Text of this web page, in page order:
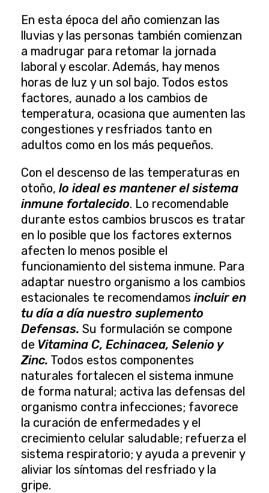
En esta época del año comienzan las
lluvias y las personas también comienzan
a madrugar para retomar la jornada
laboral y escolar. Además, hay menos
horas de luz y un sol bajo. Todos estos
factores, aunado a los cambios de
temperatura, ocasiona que aumenten las
congestiones y resfriados tanto en
adultos como en los más pequeños.
Con el descenso de las temperaturas en
otoño, lo ideal es mantener el sistema
inmune fortalecido. Lo recomendable
durante estos cambios bruscos es tratar
en lo posible que los factores externos
afecten lo menos posible el
funcionamiento del sistema inmune. Para
adaptar nuestro organismo a los cambios
estacionales te recomendamos incluir en
tu día a día nuestro suplemento
Defensas. Su formulación se compone
de Vitamina C, Echinacea, Selenio y
Zinc. Todos estos componentes
naturales fortalecen el sistema inmune
de forma natural; activa las defensas del
organismo contra infecciones; favorece
la curación de enfermedades y el
crecimiento celular saludable; refuerza el
sistema respiratorio; y ayuda a prevenir y
aliviar los síntomas del resfriado y la
gripe.